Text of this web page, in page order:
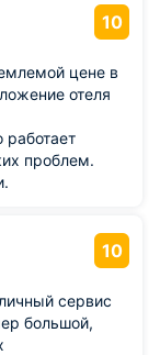
10
цене в
отеля
проблем.
10
сервис
большой,